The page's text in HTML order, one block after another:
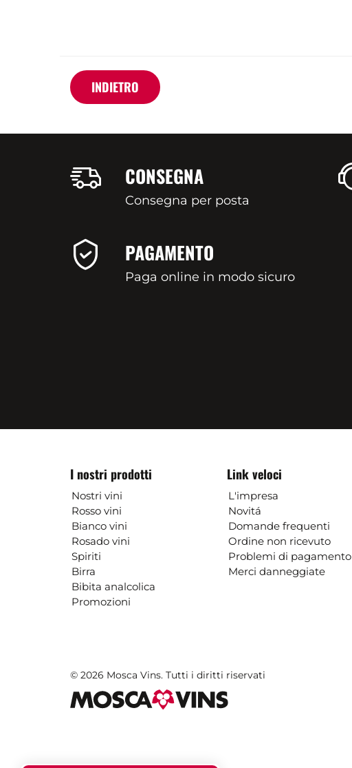
INDIETRO
CONSEGNA
Consegna per posta
PAGAMENTO
Paga online in modo sicuro
I nostri prodotti
Nostri vini
Rosso vini
Bianco vini
Rosado vini
Spiriti
Birra
Bibita analcolica
Promozioni
Link veloci
L'impresa
Novitá
Domande frequenti
Ordine non ricevuto
Problemi di pagamento
Merci danneggiate
© 2026 Mosca Vins. Tutti i diritti riservati